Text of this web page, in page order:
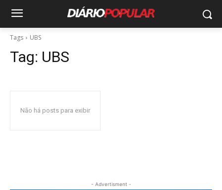
Tags UBS
Tag: UBS
Não há posts para exibir
- Advertisment -